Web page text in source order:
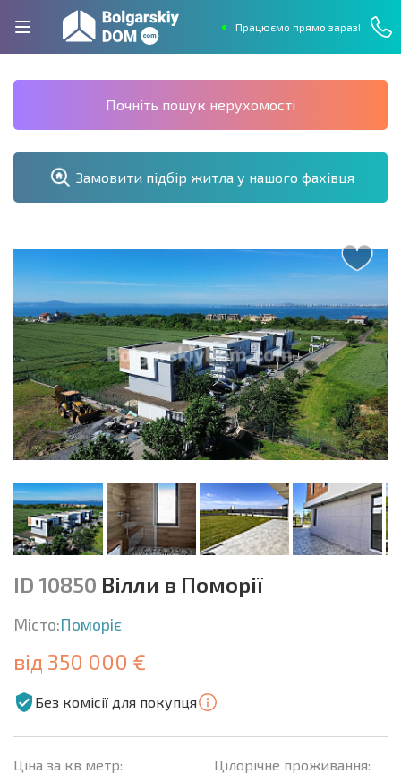
Працюємо прямо зараз!
Почніть пошук нерухомості
Замовити підбір житла у нашого фахівця
ID 10850 Вілли в Поморії
Місто:Поморіє
від 350 000 €
Без комісії для покупця
Ціна за кв метр:
Цілорічне проживання: